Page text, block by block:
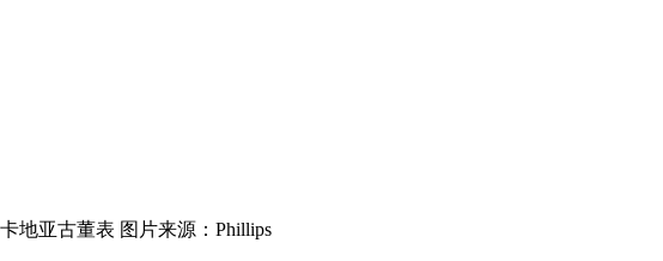
地亚古董表 图片来源：Phillips